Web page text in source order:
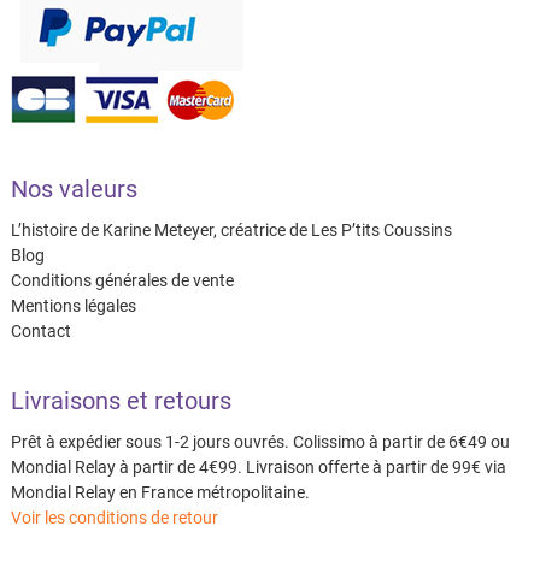
Nos valeurs
L’histoire de Karine Meteyer, créatrice de Les P’tits Coussins
Blog
Conditions générales de vente
Mentions légales
Contact
Livraisons et retours
Prêt à expédier sous 1-2 jours ouvrés. Colissimo à partir de 6€49 ou
Mondial Relay à partir de 4€99. Livraison offerte à partir de 99€ via
Mondial Relay en France métropolitaine.
Voir les conditions de retour